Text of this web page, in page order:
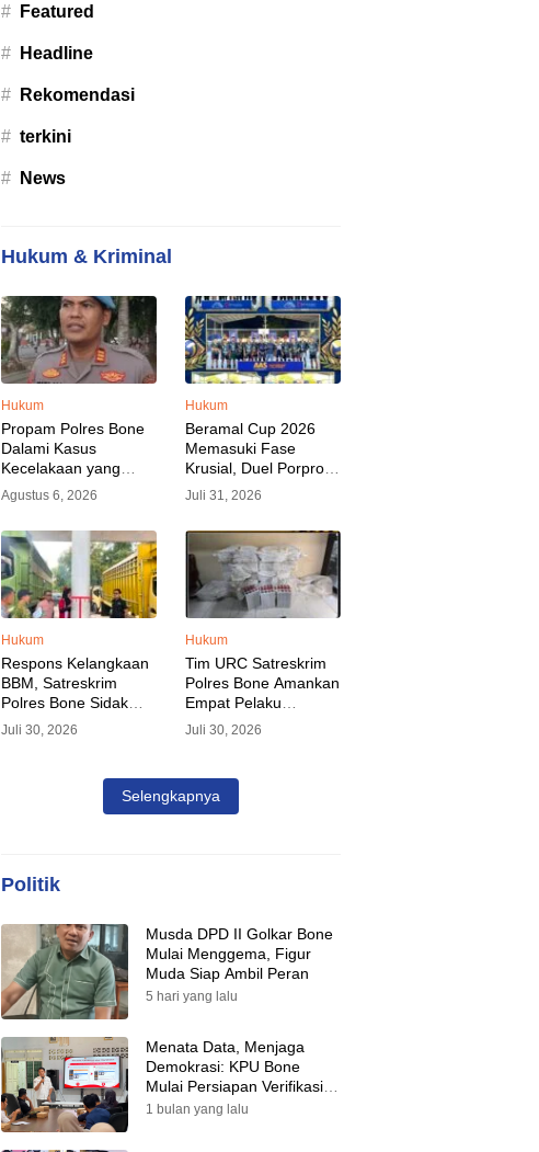
# Featured
# Headline
# Rekomendasi
# terkini
# News
Hukum & Kriminal
Hukum
Propam Polres Bone
Dalami Kasus
Kecelakaan yang
Libatkan Oknum
Polisi, Pelaku Sudah
Diamankan
Agustus 6, 2026
Hukum
Beramal Cup 2026
Memasuki Fase
Krusial, Duel Porprov
Bone vs Trikora Wajo
Jadi Sorotan Malam
Ini
Juli 31, 2026
Hukum
Respons Kelangkaan
BBM, Satreskrim
Polres Bone Sidak
SPBU dan Pangkalan
LPG, AKP Alvin Aji
SPBU Agar Distribusi
BBM Tepat Sasaran
Juli 30, 2026
Hukum
Tim URC Satreskrim
Polres Bone Amankan
Empat Pelaku
Pencurian Aset PLN,
Kerugian Ditaksir
Juli 30, 2026
Selengkapnya
Politik
Musda DPD II Golkar Bone
Mulai Menggema, Figur
Muda Siap Ambil Peran
5 hari yang lalu
Menata Data, Menjaga
Demokrasi: KPU Bone
Mulai Persiapan Verifikasi
Partai Politik Menuju Pemilu
1 bulan yang lalu